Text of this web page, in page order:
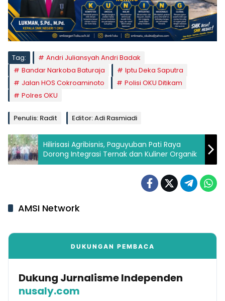
Tag:
Andri Juliansyah Andri Badak
Bandar Narkoba Baturaja
Iptu Deka Saputra
Jalan HOS Cokroaminoto
Polisi OKU Ditikam
Polres OKU
Penulis: Radit Editor: Adi Rasmiadi
Hilirisasi Agribisnis, Paguyuban Pati Raya
Dorong Integrasi Ternak dan Kuliner Organik
AMSI Network
DUKUNGAN PEMBACA
Dukung Jurnalisme Independen
nusaly.com